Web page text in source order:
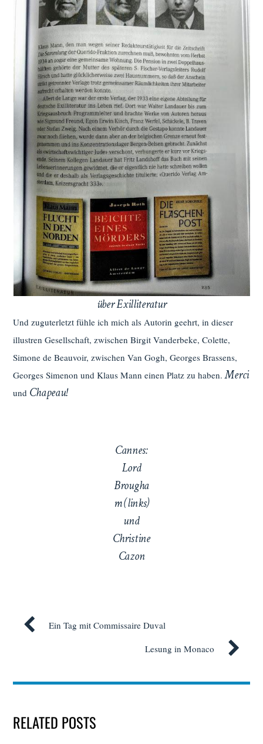
über Exilliteratur
Und zuguterletzt fühle ich mich als Autorin geehrt, in dieser
illustren Gesellschaft, zwischen Birgit Vanderbeke, Colette,
Simone de Beauvoir, zwischen Van Gogh, Georges Brassens,
Georges Simenon und Klaus Mann einen Platz zu haben.Merci
und Chapeau!
Cannes:
Lord
Brougha
m (links)
und
Christine
Cazon
Ein Tag mit Commissaire Duval
Lesung in Monaco
RELATED POSTS